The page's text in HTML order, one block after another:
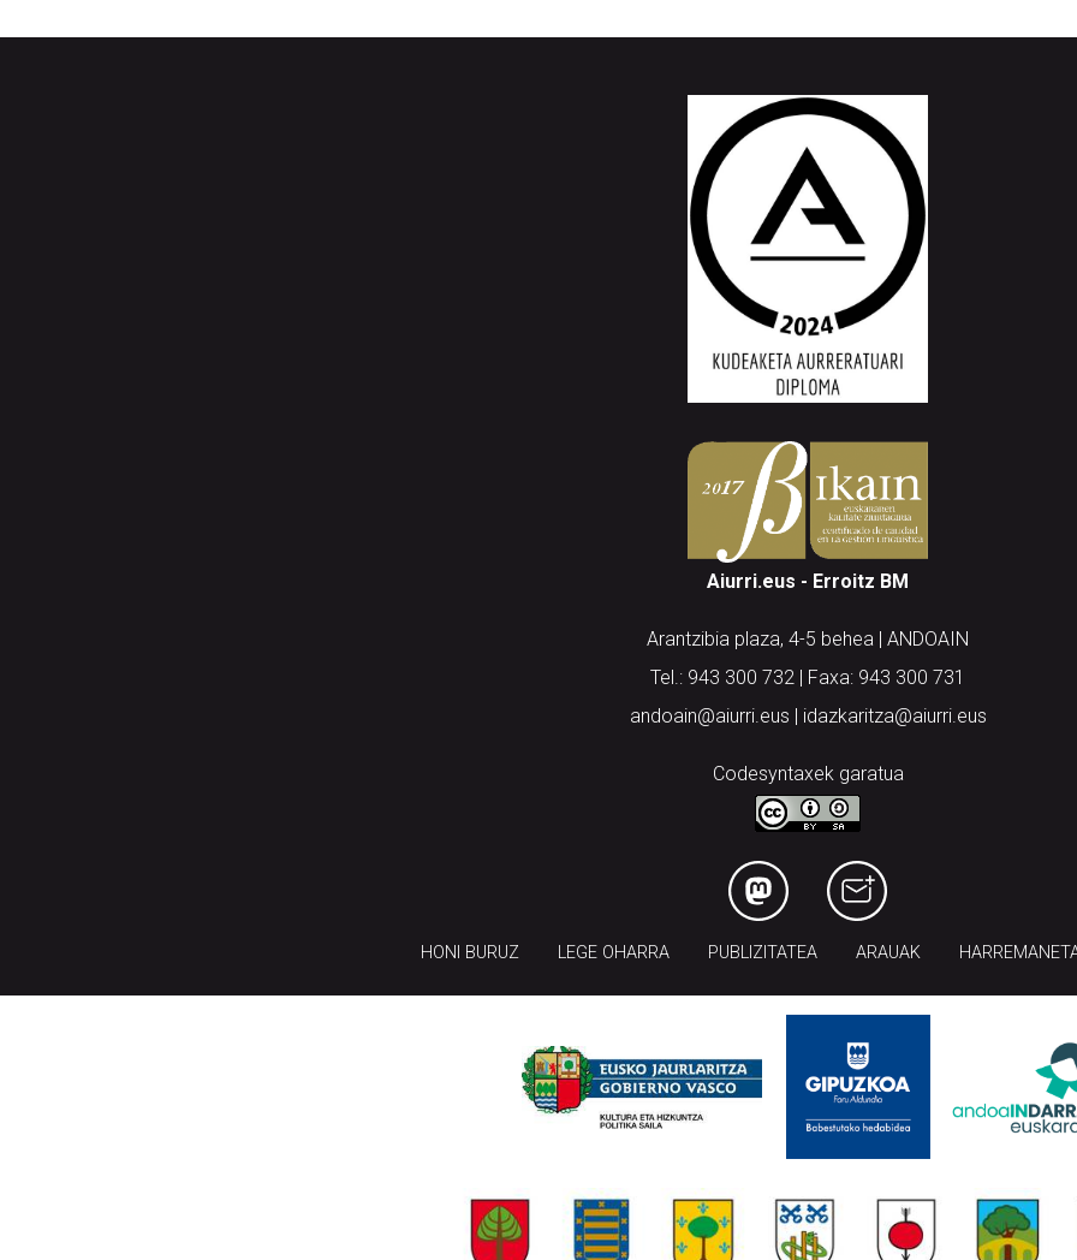
Aiurri.eus - Erroitz BM
Arantzibia plaza, 4-5 behea | ANDOAIN
Tel.: 943 300 732 | Faxa: 943 300 731
andoain@aiurri.eus | idazkaritza@aiurri.eus
Codesyntaxek garatua
HONI BURUZ LEGE OHARRA PUBLIZITATEA ARAUAK